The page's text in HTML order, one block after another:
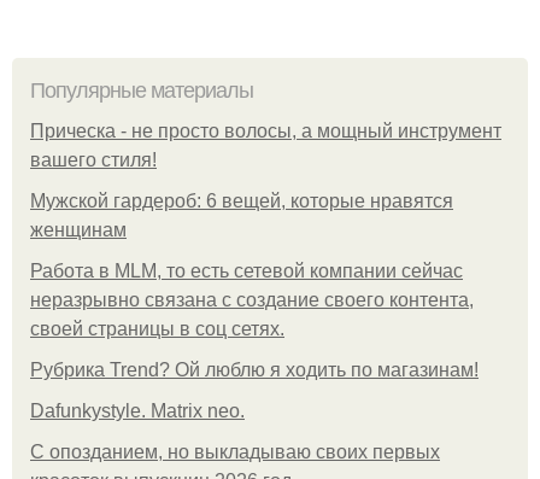
Популярные материалы
Прическа - не просто волосы, а мощный инструмент
вашего стиля!
Мужской гардероб: 6 вещей, которые нравятся
женщинам
Работа в MLM, то есть сетевой компании сейчас
неразрывно связана с создание своего контента,
своей страницы в соц сетях.
Рубрика Trend? Ой люблю я ходить по магазинам!
Dafunkystyle. Matrix neo.
С опозданием, но выкладываю своих первых